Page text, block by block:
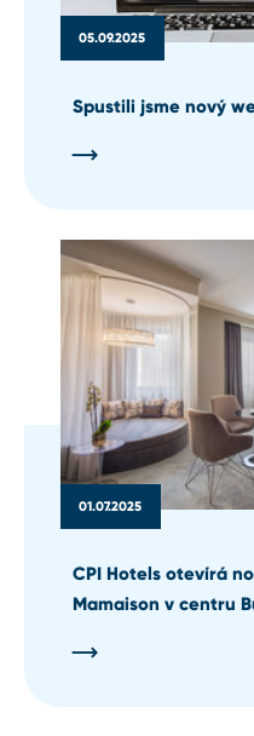
05.09.2025
Spustili jsme nový
01.07.2025
CPI Hotels otevírá
Mamaison v centru